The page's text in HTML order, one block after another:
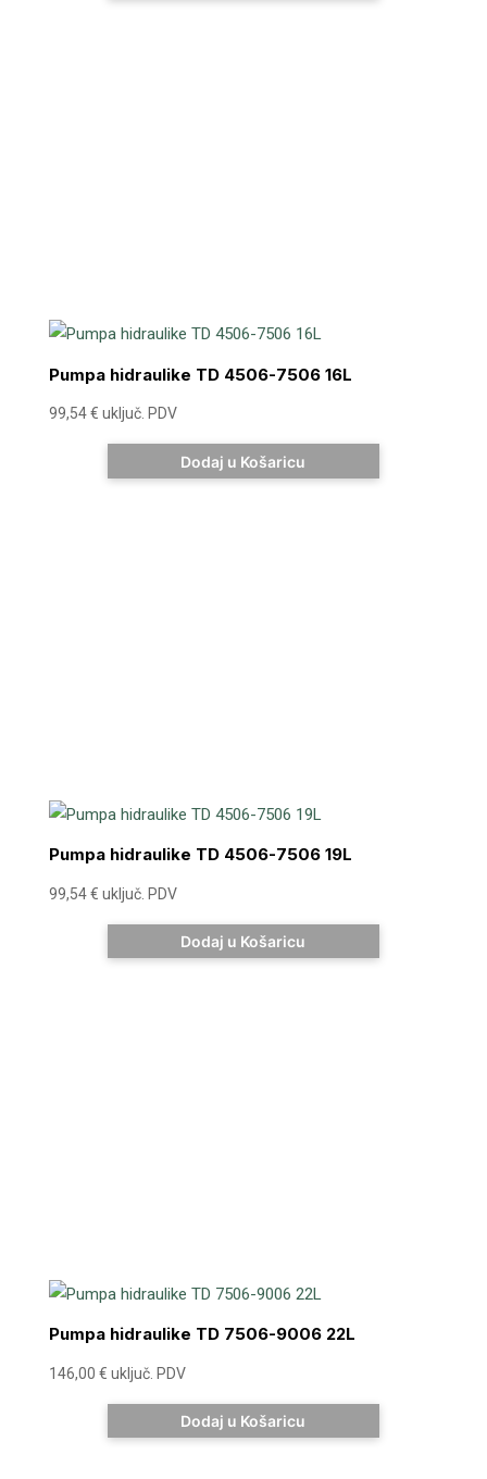
Pumpa hidraulike TD 4506-7506 16L
99,54€ uključ. PDV
Dodaj u Košaricu
Pumpa hidraulike TD 4506-7506 19L
99,54€ uključ. PDV
Dodaj u Košaricu
Pumpa hidraulike TD 7506-9006 22L
146,00 € uključ. PDV
Dodaj u Košaricu